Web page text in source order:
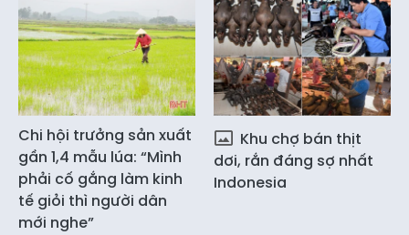
Chi hội trưởng sản xuất
gần 1,4 mẫu lúa: “Mình
phải cố gắng làm kinh
tế giỏi thì người dân
mới nghe”
Khu chợ bán thịt
dơi, rắn đáng sợ nhất
Indonesia